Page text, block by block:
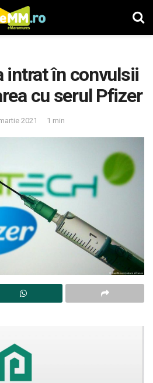
intrat în convulsii
cu serul Pfizer
2021 1 min